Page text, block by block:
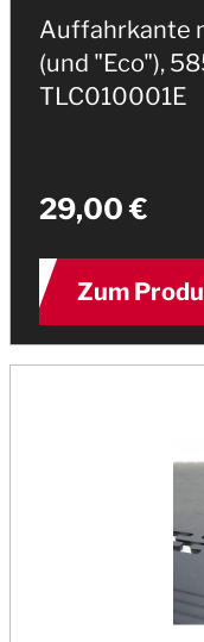
Auffahrkante
(und "Eco"),
TLC010001E
29,00 €
Zum